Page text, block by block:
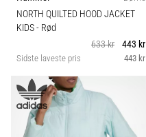
NORTH QUILTED HOOD JACKET
KIDS- Rød
633 kr
443 kr
Sidste laveste pris 443 kr